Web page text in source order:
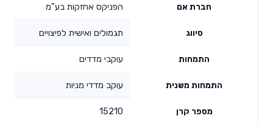
חברת אם הפניקס אחזקות בע"מ
סיווג תגמולים ואישית לפיצויים
התמחות עוקבי מדדים
התמחות משנית עוקב מדדי מניות
מספר קרן 15210